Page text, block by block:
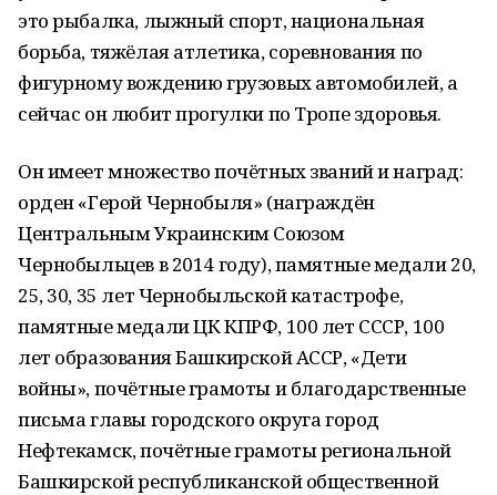
это рыбалка, лыжный спорт, национальная
борьба, тяжёлая атлетика, соревнования по
фигурному вождению грузовых автомобилей, а
сейчас он любит прогулки по Тропе здоровья.
Он имеет множество почётных званий и наград:
орден «Герой Чернобыля» (награждён
Центральным Украинским Союзом
Чернобыльцев в 2014 году), памятные медали 20,
25, 30, 35 лет Чернобыльской катастрофе,
памятные медали ЦК КПРФ, 100 лет СССР, 100
лет образования Башкирской АССР, «Дети
войны», почётные грамоты и благодарственные
письма главы городского округа город
Нефтекамск, почётные грамоты региональной
Башкирской республиканской общественной